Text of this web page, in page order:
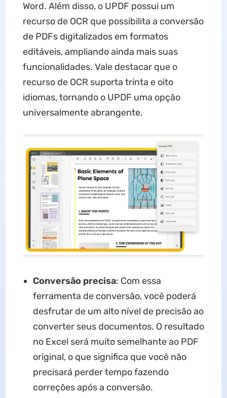
Word. Além disso, o UPDF possui um
recurso de OCR que possibilita a conversão
de PDFs digitalizados em formatos
editáveis, ampliando ainda mais suas
funcionalidades. Vale destacar que o
recurso de OCR suporta trinta e oito
idiomas, tornando o UPDF uma opção
universalmente abrangente.
Conversão precisa: Com essa
ferramenta de conversão, você poderá
desfrutar de um alto nível de precisão ao
converter seus documentos. O resultado
no Excel será muito semelhante ao PDF
original, o que significa que você não
precisará perder tempo fazendo
correções após a conversão.